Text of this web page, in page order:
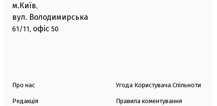
м.Київ,
вул. Володимирська
61/11, офіс 50
Про нас
Редакція
Угода Користувача Спільноти
Правила коментування